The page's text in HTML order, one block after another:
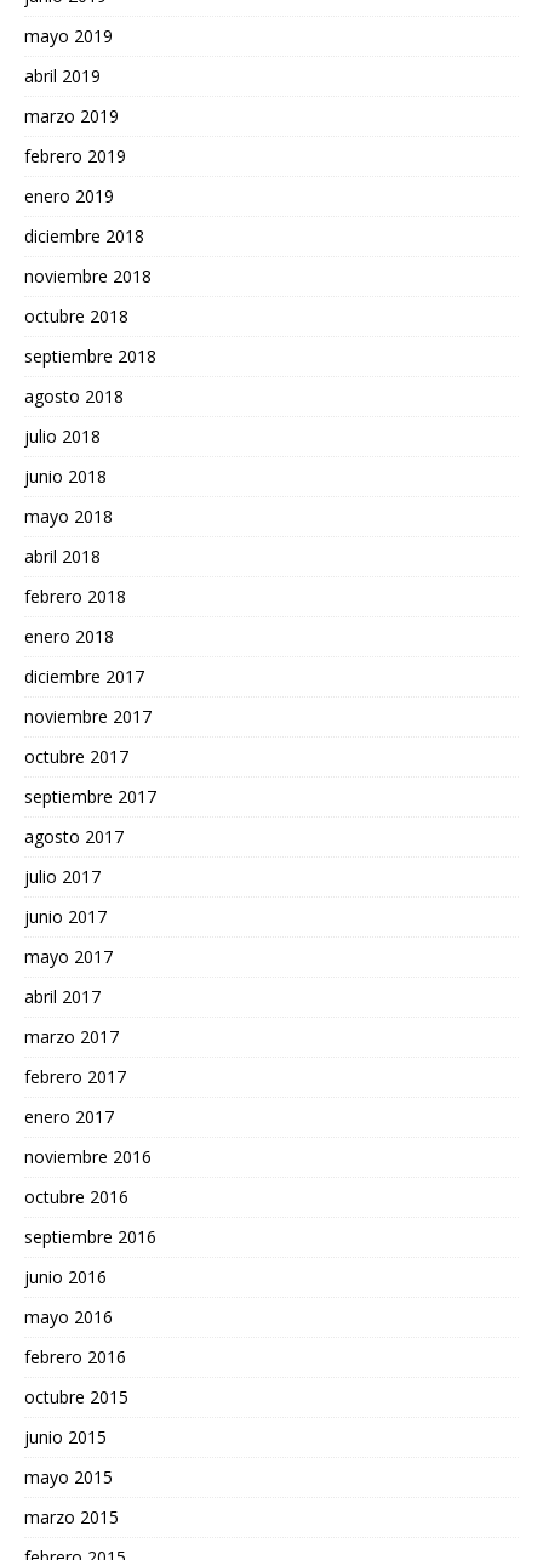
mayo 2019
abril 2019
marzo 2019
febrero 2019
enero 2019
diciembre 2018
noviembre 2018
octubre 2018
septiembre 2018
agosto 2018
julio 2018
junio 2018
mayo 2018
abril 2018
febrero 2018
enero 2018
diciembre 2017
noviembre 2017
octubre 2017
septiembre 2017
agosto 2017
julio 2017
junio 2017
mayo 2017
abril 2017
marzo 2017
febrero 2017
enero 2017
noviembre 2016
octubre 2016
septiembre 2016
junio 2016
mayo 2016
febrero 2016
octubre 2015
junio 2015
mayo 2015
marzo 2015